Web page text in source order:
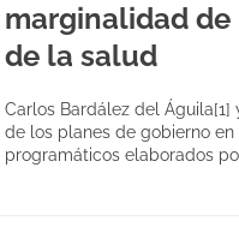
marginalidad
de la salud
Carlos Bardález del
de los planes de gobierno
programáticos elaborados